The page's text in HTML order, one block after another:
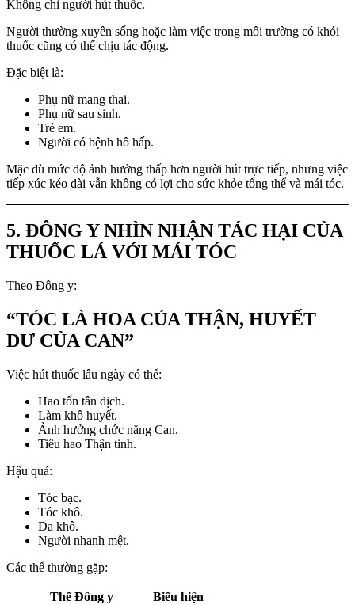
Không chỉ người hút thuốc.
Người thường xuyên sống hoặc làm việc trong môi trường có khói
thuốc cũng có thể chịu tác động.
Đặc biệt là:
Phụ nữ mang thai.
Phụ nữ sau sinh.
Trẻ em.
Người có bệnh hô hấp.
Mặc dù mức độ ảnh hưởng thấp hơn người hút trực tiếp, nhưng việc
tiếp xúc kéo dài vẫn không có lợi cho sức khỏe tổng thể và mái tóc.
5. ĐÔNG Y NHÌN NHẬN TÁC HẠI CỦA
THUỐC LÁ VỚI MÁI TÓC
Theo Đông y:
“TÓC LÀ HOA CỦA THẬN, HUYẾT
DƯ CỦA CAN”
Việc hút thuốc lâu ngày có thể:
Hao tổn tân dịch.
Làm khô huyết.
Ảnh hưởng chức năng Can.
Tiêu hao Thận tinh.
Hậu quả:
Tóc bạc.
Tóc khô.
Da khô.
Người nhanh mệt.
Các thể thường gặp:
Thể Đông y
Biểu hiện